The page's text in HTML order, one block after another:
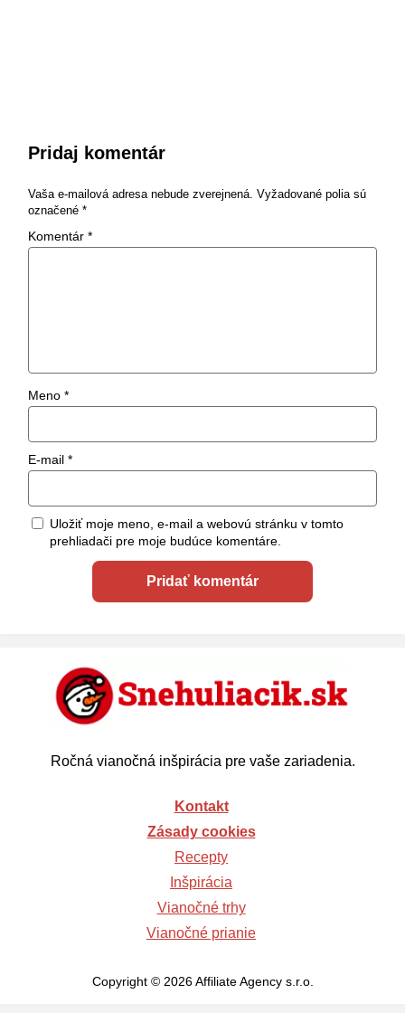
Pridaj komentár
Vaša e-mailová adresa nebude zverejnená. Vyžadované polia sú
označené *
Komentár *
Meno *
E-mail *
Uložiť moje meno, e-mail a webovú stránku v tomto
prehliadači pre moje budúce komentáre.
Ročná vianočná inšpirácia pre vaše zariadenia.
Kontakt
Zásady cookies
Recepty
Inšpirácia
Vianočné trhy
Vianočné prianie
Copyright © 2026 Affiliate Agency s.r.o.